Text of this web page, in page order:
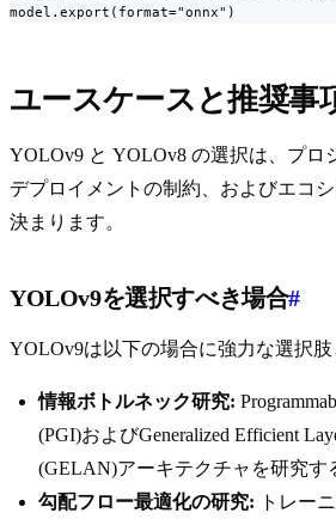
model.export(format="onnx")
ユースケースと推奨事
YOLOv9 と YOLOv8 の選択は、プロ
デプロイメントの制約、およびエコ
決まります。
YOLOv9を選択すべき場合#
YOLOv9は以下の場合に強力な選択
情報ボトルネック研究:
(PGI)およびGeneralized Efficient
(GELAN)アーキテクチャを研究す
勾配フロー最適化の研究: トレー